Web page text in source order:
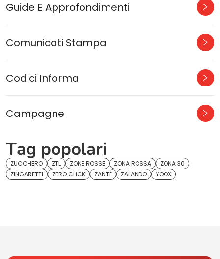
Guide E Approfondimenti
Comunicati Stampa
Codici Informa
Campagne
Tag popolari
ZUCCHERO ZTL ZONE ROSSE ZONA ROSSA
ZONA 30
ZINGARETTI
ZERO CLICK ZANTE ZALANDO YOOX